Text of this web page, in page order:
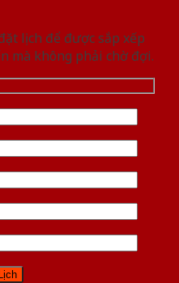
lịch để được sắp xếp
mà không phải chờ đợi.